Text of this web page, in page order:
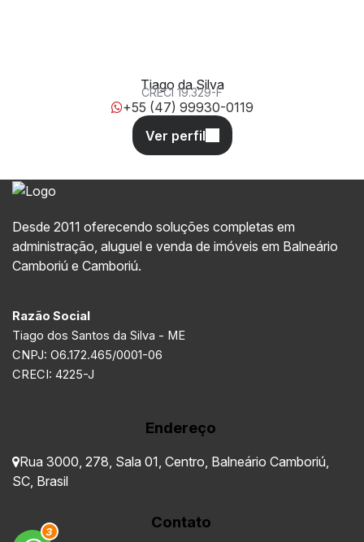
3
Tiago da Silva
CRECI 19.329-F
+55 (47) 99930-0119
Desde 2011 oferecendo soluções completas em
administração, aluguel e venda de imóveis em Balneário
Camboriú e Camboriú.
Razão Social
Tiago dos Santos da Silva - ME
CNPJ: O6.172.465/0001-06
CRECI: 4225-J
Endereço
Rua 3000 278 Sala 01 Centro Balneário Camboriú
SC Brasil
Contato